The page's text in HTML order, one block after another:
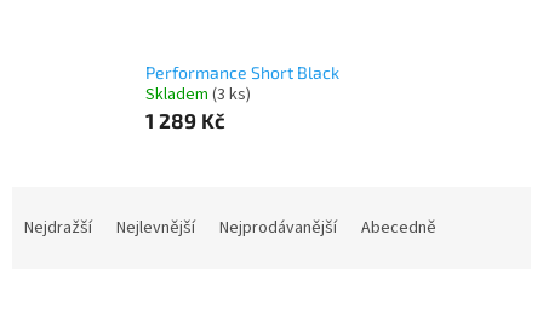
Performance Short Black
Skladem (3 ks)
1 289 Kč
Nejdražší Nejlevnější Nejprodávanější Abecedně